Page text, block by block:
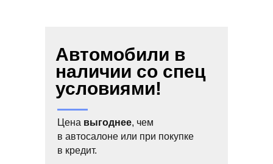
Автомобили в
наличии со спец
условиями!
Цена выгоднее, чем
в автосалоне или при покупке
в кредит.